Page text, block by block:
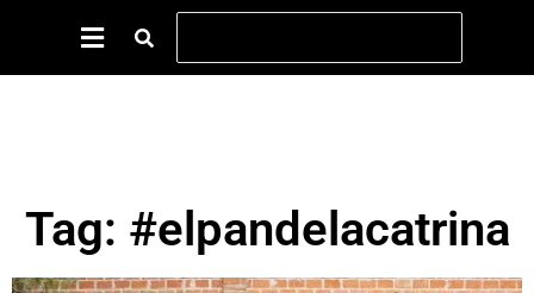
Tag: #elpandelacatrina